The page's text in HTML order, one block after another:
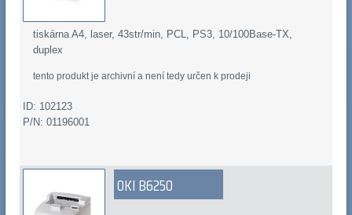
tiskárna A4, laser, 43str/min, PCL, PS3, 10/100Base-TX,
duplex
tento produkt je archivní a není tedy určen k prodeji
ID: 102123
P/N: 01196001
OKI B6250